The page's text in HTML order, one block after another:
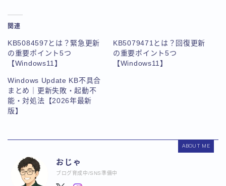
関連
KB5084597とは？緊急更新
の重要ポイント5つ
【Windows11】
KB5079471とは？回復更新
の重要ポイント5つ
【Windows11】
Windows Update KB不具合
まとめ｜更新失敗・起動不
能・対処法【2026年最新
版】
ABOUT ME
おじゃ
ブログ育成中/SNS準備中